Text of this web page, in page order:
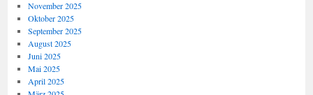
November 2025
Oktober 2025
September 2025
August 2025
Juni 2025
Mai 2025
April 2025